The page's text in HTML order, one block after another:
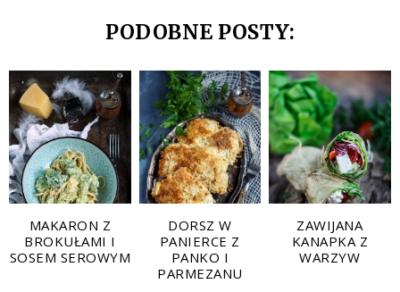
PODOBNE POSTY:
MAKARON Z
BROKUŁAMI I
SOSEM SEROWYM
DORSZ W
PANIERCE Z
PANKO I
PARMEZANU
ZAWIJANA
KANAPKA Z
WARZYW